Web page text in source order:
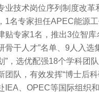
业技术岗位序列制度改革
1名专家担任APEC能源
贴专家1名，推出3位智库
骨干人才”名单、9人入选
”，选优配强18个学科团
团队，有效发挥“博士后科
IEA、OPEC等国际组织